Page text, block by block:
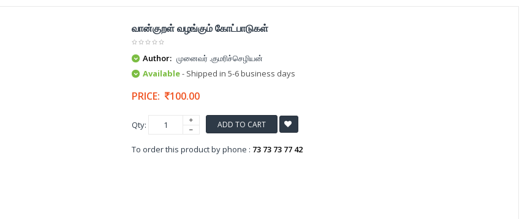
வான்குறள் வழங்கும் கோட்பாடுகள்
Author: முனைவர் .குமரிச்செழியன்
Available- Shipped in 5-6 business days
PRICE: 100.00
Qty: ADD TO CART
To order this product by phone : 73 73 73 77 42